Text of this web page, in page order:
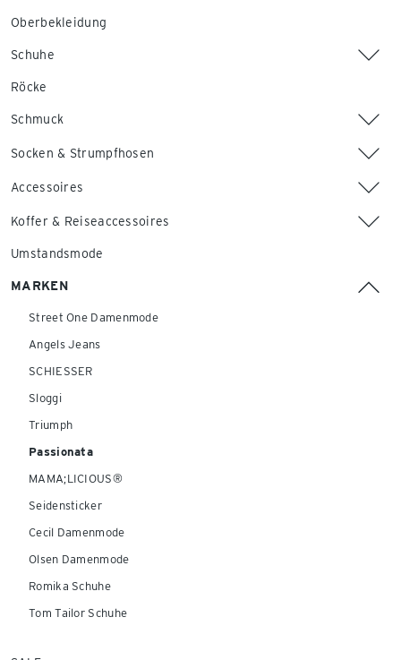
Oberbekleidung
Schuhe
Röcke
Schmuck
Socken & Strumpfhosen
Accessoires
Koffer & Reiseaccessoires
Umstandsmode
MARKEN
Street One Damenmode
Angels Jeans
SCHIESSER
Sloggi
Triumph
Passionata
MAMA;LICIOUS®
Seidensticker
Cecil Damenmode
Olsen Damenmode
Romika Schuhe
Tom Tailor Schuhe